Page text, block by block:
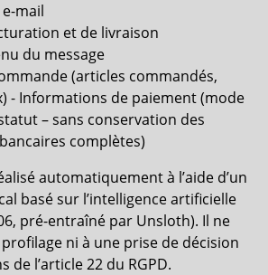
mail
et de livraison
du message
(articles commandés,
- Informations de paiement (mode
– sans conservation des
complètes)
automatiquement à l’aide d’un
basé sur l’intelligence artificielle
pré-entraîné par Unsloth). Il ne
ni à une prise de décision
de l’article 22 du RGPD.